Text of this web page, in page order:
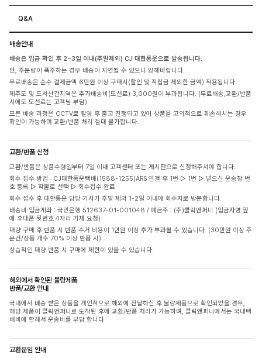
Q&A
배송안내
배송은 입금 확인 후 2~3일 이내(주말제외) CJ 대한통운으로 발송됩니다.
단, 주문량이 폭주하는 경우 배송이 지연될 수 있으니 양해바랍니다.
무료배송은 순수 결제금액 6만원 이상 구매시(할인 및 적립금 제외한 금액) 적용됩니다.
제주도 및 도서산간지역은 추가배송비(도선료) 3,000원이 부과됩니다. (무료배송,교환/반품
시에도 도선료는 고객님 부담)
모든 배송 과정은 CCTV로 촬영 후 출고 진행되고 있어 상품을 고의적으로 훼손하시는 경우
확인이 가능하며 교환/반품 처리 절대 불가합니다.
교환/반품 신청
교환/반품은 상품수령일부터 7일 이내 고객센터 또는 게시판으로 신청해주셔야 합니다.
회수 접수 방법 : CJ대한통운택배(1588-1255)ARS 연결 후 1번 ▷ 1번 ▷ 받으신 운송장 번
호 등록 ▷ 착불로 선택 ▷ 회수접수 완료
회수 접수 후 대한통운 담당 기사가 주말 제외 1-2일 이내에 회수지로 방문합니다.
배송비 입금계좌 : 국민은행 512637-01-001048 / 예금주 : (주)클릭앤퍼니 (입금자명 옆
에 휴대폰 뒷번호 4자리 기재 요청)
대량 구매 후 반품 시 반품 수거 비용이 1만원 이상 추가 부과될 수 있습니다. (30만원 이상 주
문건/상품 개수 70% 이상 반품 시)
상습적인 대량 반품 시 구매에 제한이 있을 수 있습니다.
해외에서 확인된 불량제품
반품/교환 안내
국내에서 배송 받은 상품을 개인적으로 해외에 전달하신 후 불량제품으로 확인되었을 경우,
해당 제품이 클릭앤퍼니로 도착된 후에 교환/반품 처리가 가능하며, 클릭앤퍼니에서는 국내택
배비에 한해서 운송비를 부담 합니다
교환운임 안내